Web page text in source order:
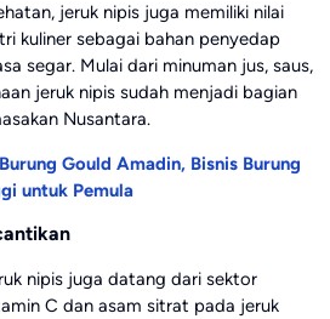
jeruk nipis juga memiliki nilai
kuliner sebagai bahan penyedap
segar. Mulai dari minuman jus, saus,
jeruk nipis sudah menjadi bagian
Nusantara.
Gould Amadin, Bisnis Burung
untuk Pemula
nipis juga datang dari sektor
C dan asam sitrat pada jeruk